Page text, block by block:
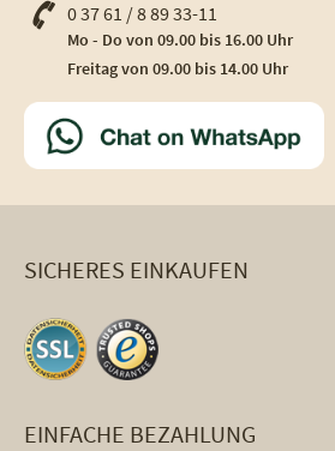
0 37 61 / 8 89 33-11
Mo - Do von 09.00 bis 16.00 Uhr
Freitag von 09.00 bis 14.00 Uhr
SICHERES EINKAUFEN
EINFACHE BEZAHLUNG